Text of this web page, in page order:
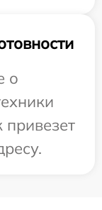
о
привезет